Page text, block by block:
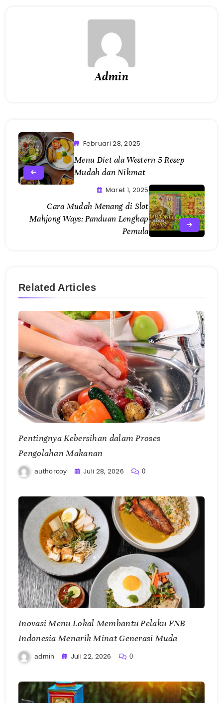
Admin
Februari 28, 2025
Menu Diet ala Western 5 Resep
Mudah dan Nikmat
Maret 1, 2025
Cara Mudah Menang di Slot
Mahjong Ways: Panduan Lengkap
Pemula
Related Articles
Pentingnya Kebersihan dalam Proses
Pengolahan Makanan
authorcoy Juli 28, 2026 0
Inovasi Menu Lokal Membantu Pelaku FNB
Indonesia Menarik Minat Generasi Muda
admin Juli 22, 2026 0